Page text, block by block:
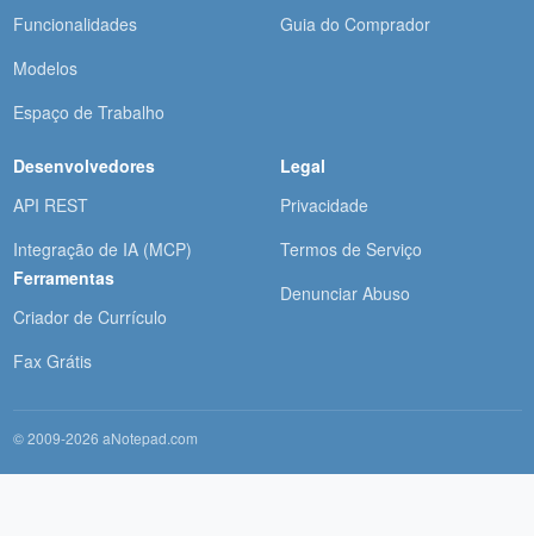
Funcionalidades
Modelos
Espaço de Trabalho
Guia do Comprador
Desenvolvedores
API REST
Integração de IA (MCP)
Ferramentas
Criador de Currículo
Fax Grátis
Legal
Privacidade
Termos de Serviço
Denunciar Abuso
© 2009-2026 aNotepad.com